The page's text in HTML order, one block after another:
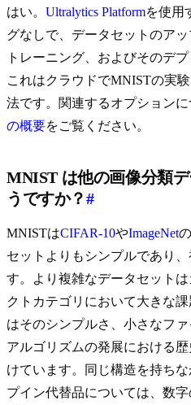
はい。 Ultralytics Platformを使用
グなしで、データセットのアッ
トレーニング、およびそのデ
これはクラウドでMNISTの実
法です。関連するオプションに
の概要をご覧ください。
MNIST は他の画像分類
うですか？#
MNISTはCIFAR-10やImageNet
セットよりもシンプルであり
す。より複雑なデータセット
クトカテゴリにおいて大きな
はそのシンプルさ、小さなフ
アルゴリズムの発展における
けています。同じ構造を持ち
プイン代替品については、数